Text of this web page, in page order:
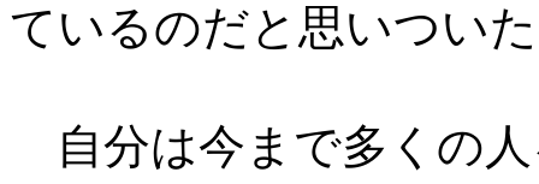
ているのだと思いつい
自分は今まで多くの